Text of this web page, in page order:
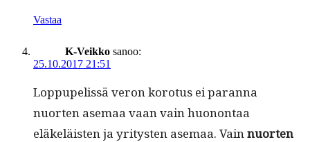
Vastaa
K-Veikko sanoo:
25.10.2017 21:51
Lop­pu­pelis­sä veron koro­tus ei paran­na
nuorten ase­maa vaan vain huonon­taa
eläkeläis­ten ja yri­tys­ten ase­maa. Vainnuorten